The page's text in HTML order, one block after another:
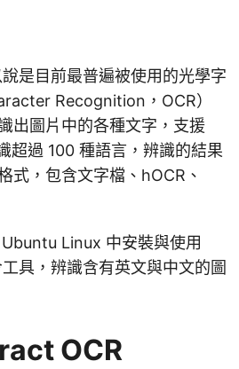
是目前最普遍被使用的光學字
Recognition，OCR）
出圖片中的各種文字，支援
超過 100 種語言，辨識的結果
式，包含文字檔、hOCR、
Linux 中安裝與使用
具，辨識含有英文與中文的圖
OCR